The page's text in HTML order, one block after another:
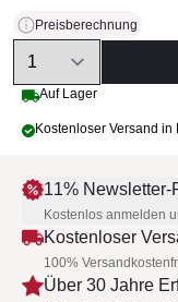
Preisberechnung
Quantity
Auf Lager
Kostenloser Versand in
11% Newsletter-
Kostenlos anmelden
Kostenloser
100%
Über 30 Jahre